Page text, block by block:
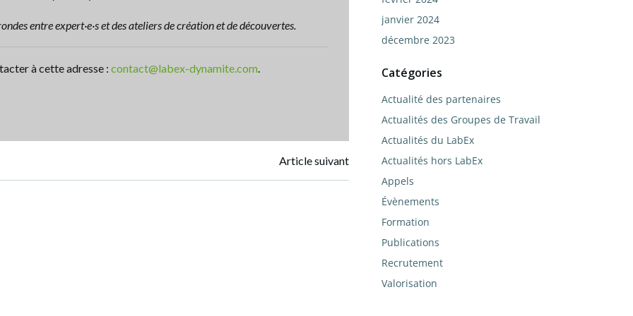
entre expert·e·s et des ateliers de création et de découvertes.
à cette adresse : contact@labex-dynamite.com.
Article suivant
janvier 2024
décembre 2023
Catégories
Actualité des partenaires
Actualités des Groupes de Travail
Actualités du LabEx
Actualités hors LabEx
Appels
Évènements
Formation
Publications
Recrutement
Valorisation